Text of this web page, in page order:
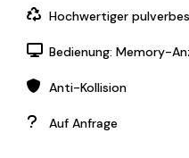
Hochwertiger
Bedienung: Memory-
Anti-Kollision
Auf Anfrage